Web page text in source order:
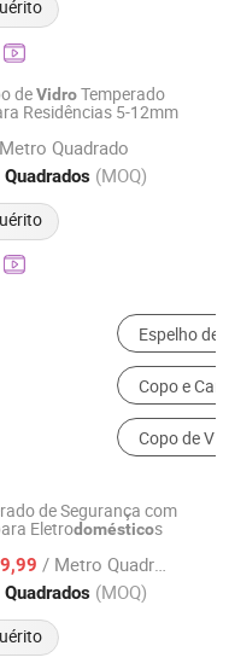
deVidroTemperado
Residências 5-12mm
Quadrado
(MOQ)
2026
de Segurança com
Eletrodomésticos
/ Metro Quadrado
(MOQ)
2017